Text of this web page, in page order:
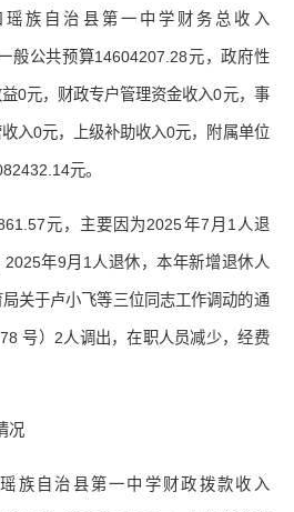
瑶族自治县第一中学财务总收入
般公共预算14604207.28元，政府性
0元，财政专户管理资金收入0元，事
入0元，上级补助收入0元，附属单位
元。
元，主要因为2025年7月1人退
年9月1人退休，本年新增退休人
关于卢小飞等三位同志工作调动的通
号）2人调出，在职人员减少，经费
况
族自治县第一中学财政拨款收入